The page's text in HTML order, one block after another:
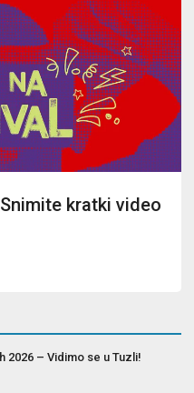
kratki video
2026 – Vidimo se u Tuzli!